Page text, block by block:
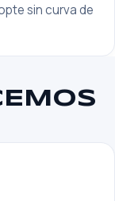
sin curva de